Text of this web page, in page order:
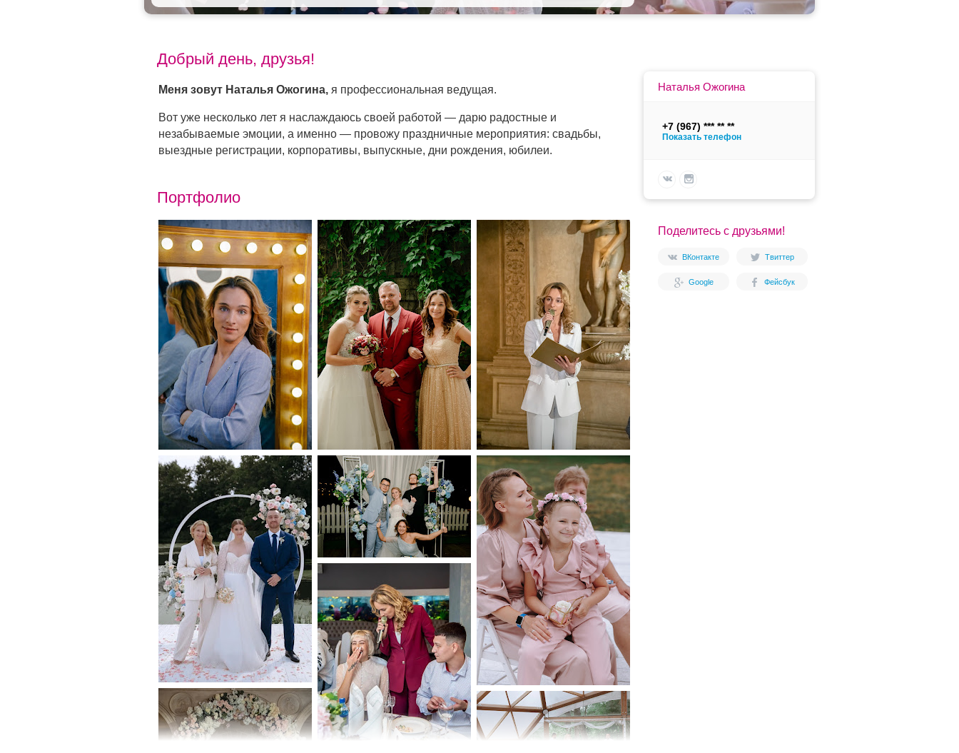
Наталья Ожогина
+7 (967)
Показать телефон
Поделитесь с друзьями!
ВКонтакте Твиттер
Google Фейсбук
Добрый день, друзья!
Меня зовут Наталья Ожогина, я профессиональная ведущая.
Вот уже несколько лет я наслаждаюсь своей работой — дарю радостные и
незабываемые эмоции, а именно — провожу праздничные мероприятия: свадьбы,
выездные регистрации, корпоративы, выпускные, дни рождения, юбилеи.
Портфолио